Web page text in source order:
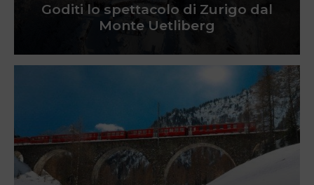
Goditi lo spettacolo di Zurigo dal
Monte Uetliberg